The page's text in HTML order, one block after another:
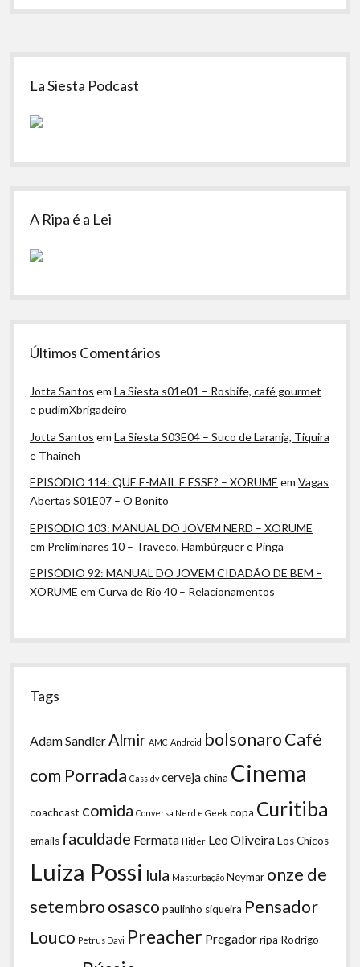
Sidebar
La Siesta Podcast
A Ripa é a Lei
Últimos Comentários
Jotta Santos emLa Siesta s01e01 – Rosbife, café gourmet
e pudimXbrigadeiro
Jotta Santos emLa Siesta S03E04 – Suco de Laranja, Tiquira
e Thaineh
EPISÓDIO 114: QUE E-MAIL É ESSE? – XORUME emVagas
Abertas S01E07 – O Bonito
EPISÓDIO 103: MANUAL DO JOVEM NERD – XORUME
em Preliminares 10 – Traveco, Hambúrguer e Pinga
EPISÓDIO 92: MANUAL DO JOVEM CIDADÃO DE BEM –
XORUME emCurva de Rio 40 – Relacionamentos
Tags
Adam Sandler Almir AMC Android bolsonaroCafé
com Porrada Cassidy cervejachina Cinema
coachcast comida Conversa Nerd e Geek copa Curitiba
emails faculdade Fermata Hitler Leo OliveiraLos Chicos
Luiza Possi lula Masturbação Neymar onze de
setembroosasco paulinho siqueira Pensador
Louco Petrus Davi Preacher Pregadorripa Rodrigo